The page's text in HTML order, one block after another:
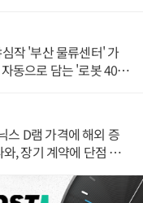
작 '부산 물류센터' 가
동으로 담는 '로봇 400
스 D램 가격에 해외 증
, 장기 계약에 단점 부